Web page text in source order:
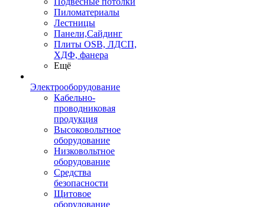
Пиломатериалы
Лестницы
Панели,Сайдинг
Плиты OSB, ЛДСП,
ХДФ, фанера
Ещё
Электрооборудование
Кабельно-
проводниковая
продукция
Высоковольтное
оборудование
Низковольтное
оборудование
Средства
безопасности
Щитовое
оборудование